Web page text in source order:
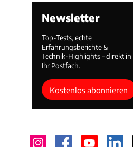
Newsletter
Top-Tests, echte
Erfahrungsberichte &
Technik-Highlights – direkt in
Ihr Postfach.
Kostenlos abonnieren